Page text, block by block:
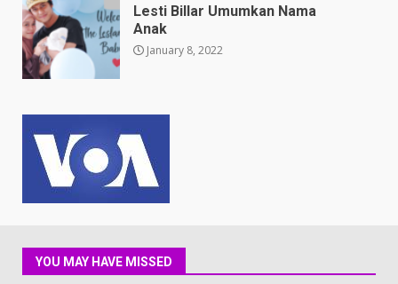
Lesti Billar Umumkan Nama
Anak
January 8, 2022
YOU MAY HAVE MISSED